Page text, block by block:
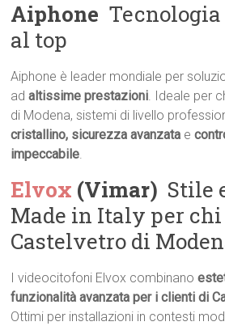
Aiphone 
al top
Aiphone è leader mondiale per
adaltissime prestazioni. Ideale per
di Modena, sistemi di livello
cristallino, sicurezza avanzata e
impeccabile.
Elvox (Vimar) 
Made in Italy per
Castelvetro di
I videocitofoni Elvox combinano
funzionalità avanzata per i clienti di
Ottimi per installazioni in contesti